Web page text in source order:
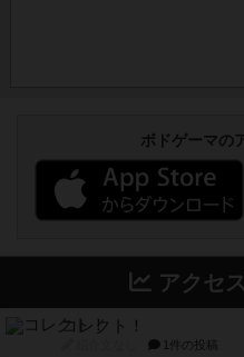
ボドゲーマの
アクセ
コレクト！
1件の投稿